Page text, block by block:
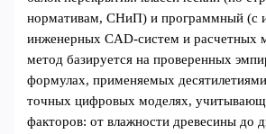
нормативам, СНиП) и программный (с
инженерных CAD-систем и расчетных
метод базируется на проверенных
формулах, применяемых
точных цифровых моделях,
факторов: от влажности древесины до